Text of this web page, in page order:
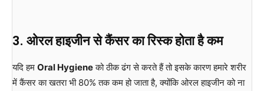
3. ओरल हाइजीन से कैंसर का रिस्क होता है कम
यदि हम Oral Hygieneको ठीक ढंग से करते हैं तो इसके कारण हमारे शरीर
में कैंसर का खतरा भी 80% तक कम हो जाता है, क्योंकि ओरल हाइजीन को ना